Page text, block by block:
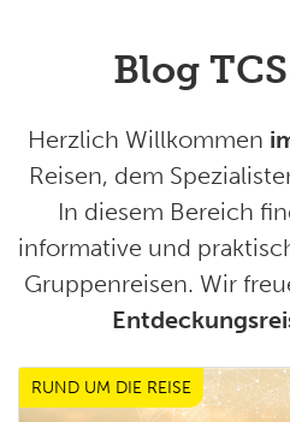
Blog
Herzlich Willkommen
Reisen, dem
In diesem Bereich
informative und
Gruppenreisen. Wir
RUND UM DIE REISE